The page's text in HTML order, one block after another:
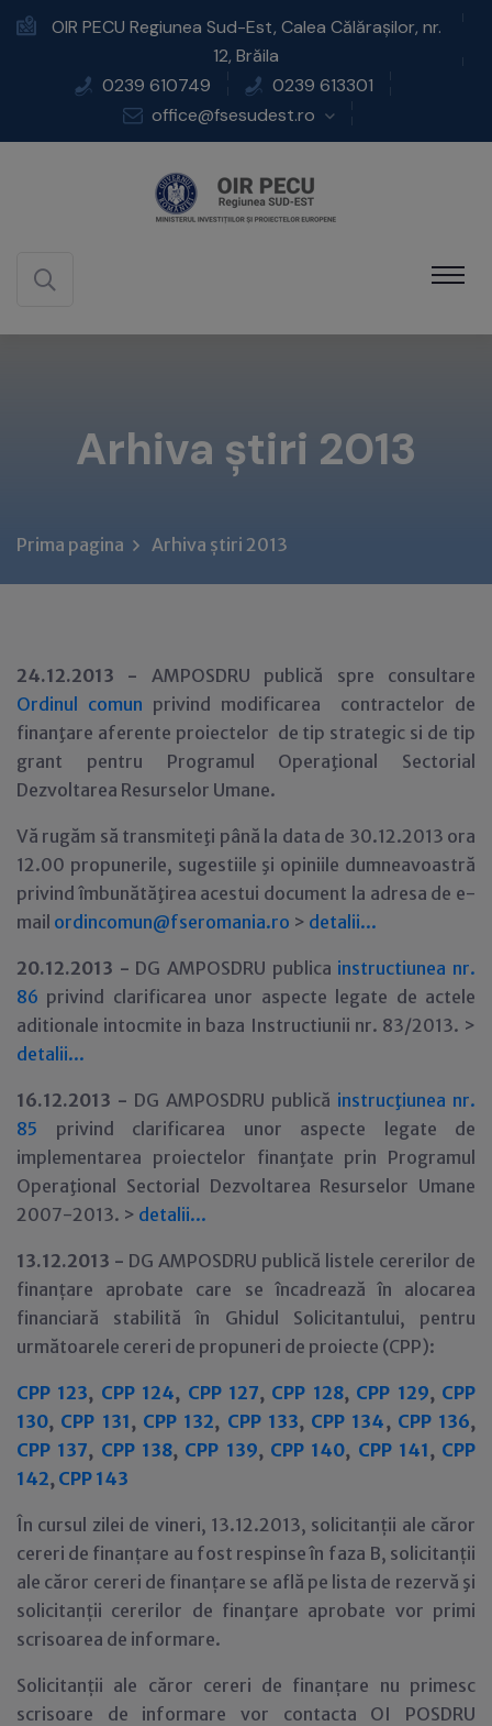
OIR PECU Regiunea Sud-Est, Calea Călărașilor, nr.
12, Brăila
0239 610749
0239 613301
office@fsesudest.ro
Arhiva știri 2013
Prima pagina Arhiva știri 2013
24.12.2013 - AMPOSDRU publică spre consultare
Ordinul comun privind modificarea contractelor de
finanţare aferente proiectelor de tip strategic si de tip
grant pentru Programul Operaţional Sectorial
Dezvoltarea Resurselor Umane.
Vă rugăm să transmiteţi până la data de 30.12.2013 ora
12.00 propunerile, sugestiile şi opiniile dumneavoastră
privind îmbunătăţirea acestui document la adresa de e-
mail ordincomun@fseromania.ro > detalii...
20.12.2013 - DG AMPOSDRU publica instructiunea nr.
86 privind clarificarea unor aspecte legate de actele
aditionale intocmite in baza Instructiunii nr. 83/2013. >
detalii...
16.12.2013 - DG AMPOSDRU publică instrucţiunea nr.
85 privind clarificarea unor aspecte legate de
implementarea proiectelor finanţate prin Programul
Operaţional Sectorial Dezvoltarea Resurselor Umane
2007-2013. > detalii...
13.12.2013 - DG AMPOSDRU publică listele cererilor de
finanțare aprobate care se încadrează în alocarea
financiară stabilită în Ghidul Solicitantului, pentru
următoarele cereri de propuneri de proiecte (CPP):
CPP 123, CPP 124, CPP 127, CPP 128, CPP 129, CPP
130, CPP 131, CPP 132, CPP 133, CPP 134, CPP 136,
CPP 137, CPP 138, CPP 139, CPP 140, CPP 141, CPP
142, CPP 143
În cursul zilei de vineri, 13.12.2013, solicitanții ale căror
cereri de finanțare au fost respinse în faza B, solicitanții
ale căror cereri de finanțare se află pe lista de rezervă şi
solicitanții cererilor de finanţare aprobate vor primi
scrisoarea de informare.
Solicitanții ale căror cereri de finanțare nu primesc
scrisoare de informare vor contacta OI POSDRU